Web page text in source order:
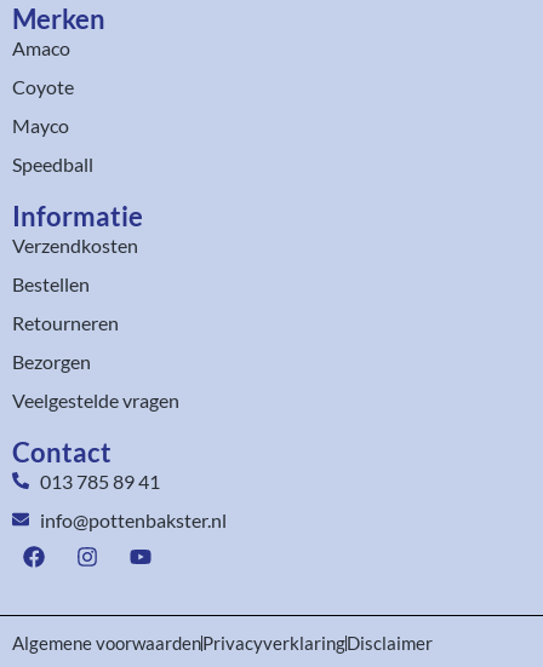
Merken
Amaco
Coyote
Mayco
Speedball
Informatie
Verzendkosten
Bestellen
Retourneren
Bezorgen
Veelgestelde vragen
Contact
013 785 89 41
info@pottenbakster.nl
Algemene voorwaardenPrivacyverklaringDisclaimer